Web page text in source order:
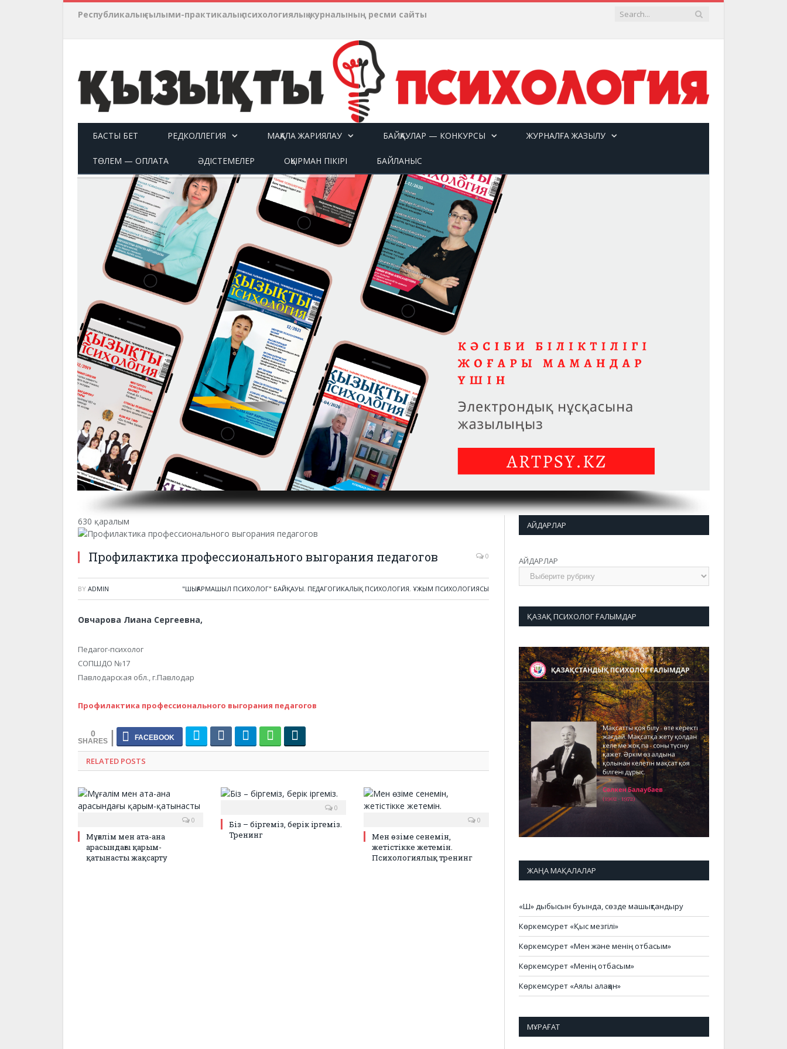
Республикалық ғылыми-практикалық психологиялық журналының ресми сайты
БАСТЫ БЕТ РЕДКОЛЛЕГИЯ МАҚАЛА ЖАРИЯЛАУ БАЙҚАУЛАР — КОНКУРСЫ ЖУРНАЛҒА ЖАЗЫЛУ
ТӨЛЕМ — ОПЛАТА ӘДІСТЕМЕЛЕР ОҚЫРМАН ПІКІРІ БАЙЛАНЫС
630 қаралым
Профилактика профессионального выгорания педагогов 0
BY ADMIN "ШЫҒАРМАШЫЛ ПСИХОЛОГ" БАЙҚАУЫ, ПЕДАГОГИКАЛЫҚ ПСИХОЛОГИЯ, ҰЖЫМ ПСИХОЛОГИЯСЫ
Овчарова Лиана Сергеевна,
Педагог-психолог
СОПШДО №17
Павлодарская обл., г.Павлодар
Профилактика профессионального выгорания педагогов
0
RELATED POSTS
0
Мұғалім мен ата-ана
арасындағы қарым-
қатынасты жақсарту
0
Біз – біргеміз, берік іргеміз.
Тренинг
0
Мен өзіме сенемін,
жетістікке жетемін.
Психологиялық тренинг
АЙДАРЛАР
АЙДАРЛАР
ҚАЗАҚ ПСИХОЛОГ ҒАЛЫМДАР
ЖАҢА МАҚАЛАЛАР
«Ш» дыбысын буында, сөзде машықтандыру
Көркемсурет «Қыс мезгілі»
Көркемсурет «Мен және менің отбасым»
Көркемсурет «Менің отбасым»
Көркемсурет «Аялы алақан»
МҰРАҒАТ